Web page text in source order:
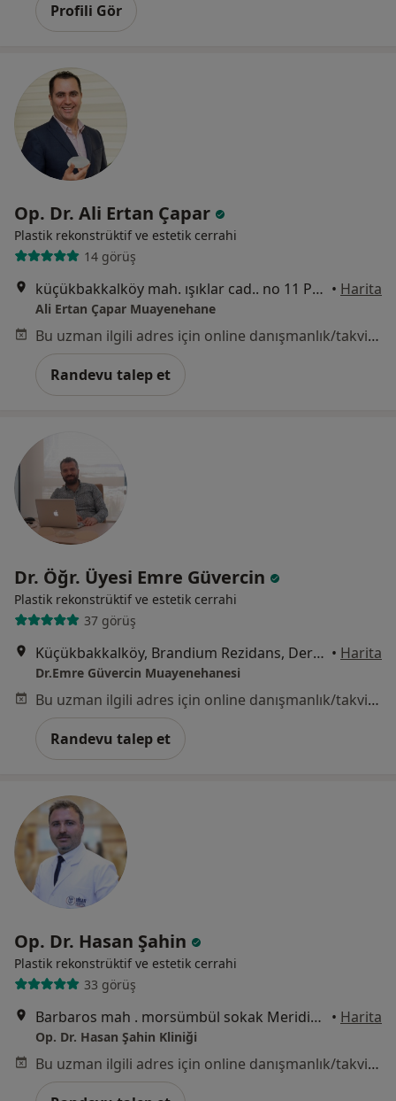
Profili Gör
Op. Dr. Ali Ertan Çapar
Plastik rekonstrüktif ve estetik cerrahi
14 görüş
küçükbakkalköy mah. ışıklar cad.. no 11 Provita 2. kat, İstanbul • Harita
Ali Ertan Çapar Muayenehane
Bu uzman ilgili adres için online danışmanlık/takvim sunmuyor.
Randevu talep et
Dr. Öğr. Üyesi Emre Güvercin
Plastik rekonstrüktif ve estetik cerrahi
37 görüş
Küçükbakkalköy, Brandium Rezidans, Dereboyu Cd No:3/A R5 Blok Kat:15 Daire:94, İstanbul • Harita
Dr.Emre Güvercin Muayenehanesi
Bu uzman ilgili adres için online danışmanlık/takvim sunmuyor.
Randevu talep et
Op. Dr. Hasan Şahin
Plastik rekonstrüktif ve estetik cerrahi
33 görüş
Barbaros mah . morsümbül sokak Meridian Business I blok no:1 , daire no: 102/103, İstanbul • Harita
Op. Dr. Hasan Şahin Kliniği
Bu uzman ilgili adres için online danışmanlık/takvim sunmuyor.